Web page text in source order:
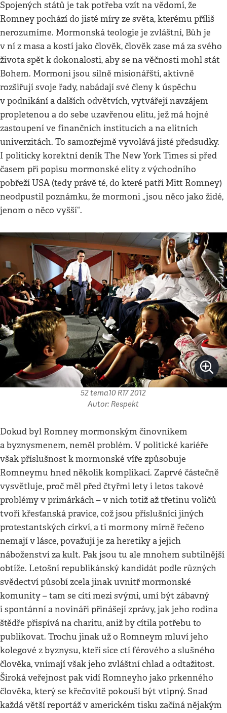
Spojených států je tak potřeba vzít na vědomí, že
Romney pochází do jisté míry ze světa, kterému příliš
nerozumíme. Mormonská teologie je zvláštní, Bůh je
v ní z masa a kostí jako člověk, člověk zase má za svého
života spět k dokonalosti, aby se na věčnosti mohl stát
Bohem. Mormoni jsou silně misionářští, aktivně
rozšiřují svoje řady, nabádají své členy k úspěchu
v podnikání a dalších odvětvích, vytvářejí navzájem
propletenou a do sebe uzavřenou elitu, jež má hojné
zastoupení ve finančních institucích a na elitních
univerzitách. To samozřejmě vyvolává jisté předsudky.
I politicky korektní deník The New York Times si před
časem při popisu mormonské elity z východního
pobřeží USA (tedy právě té, do které patří Mitt Romney)
neodpustil poznámku, že mormoni „jsou něco jako židé,
jenom o něco vyšší“.
52 tema10 R17 2012
Autor: Respekt
Dokud byl Romney mormonským činovníkem
a byznysmenem, neměl problém. V politické kariéře
však příslušnost k mormonské víře způsobuje
Romneymu hned několik komplikací. Zaprvé částečně
vysvětluje, proč měl před čtyřmi lety i letos takové
problémy v primárkách – v nich totiž až třetinu voličů
tvoří křesťanská pravice, což jsou příslušníci jiných
protestantských církví, a ti mormony mírně řečeno
nemají v lásce, považují je za heretiky a jejich
náboženství za kult. Pak jsou tu ale mnohem subtilnější
obtíže. Letošní republikánský kandidát podle různých
svědectví působí zcela jinak uvnitř mormonské
komunity – tam se cítí mezi svými, umí být zábavný
i spontánní a novináři přinášejí zprávy, jak jeho rodina
štědře přispívá na charitu, aniž by cítila potřebu to
publikovat. Trochu jinak už o Romneym mluví jeho
kolegové z byznysu, kteří sice ctí férového a slušného
člověka, vnímají však jeho zvláštní chlad a odtažitost.
Široká veřejnost pak vidí Romneyho jako prkenného
člověka, který se křečovitě pokouší být vtipný. Snad
každá větší reportáž v americkém tisku začíná nějakým